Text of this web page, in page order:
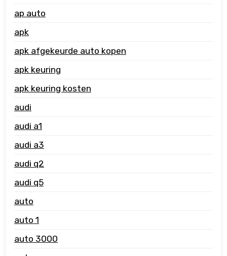
ap auto
apk
apk afgekeurde auto kopen
apk keuring
apk keuring kosten
audi
audi a1
audi a3
audi q2
audi q5
auto
auto 1
auto 3000